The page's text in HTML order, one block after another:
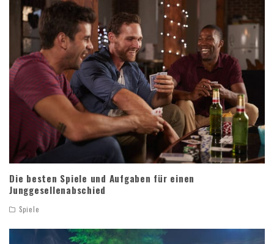
Die besten Spiele und Aufgaben für einen
Junggesellenabschied
Spiele